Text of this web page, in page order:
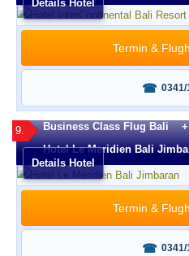
Details Hotel
0341/
Termin &
9.
Business Class Flug Bali +
Hotel Le Meridien Bali
Details Hotel
0341/
Termin &